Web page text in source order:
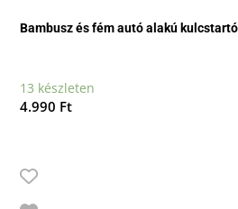
Bambusz és fém autó alakú
13 készleten
4.990 Ft